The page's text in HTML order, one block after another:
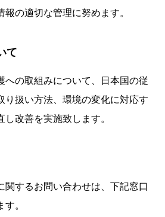
の適切な管理に努めます。
て
への取組みについて、日本国の従
り扱い方法、環境の変化に対応す
改善を実施致します。
関するお問い合わせは、下記窓口
。